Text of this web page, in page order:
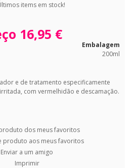
items em stock!
16,95 €
Embalagem
200ml
e de tratamento especificamente
com vermelhidão e descamação.
dos meus favoritos
produto aos meus favoritos
Enviar a um amigo
Imprimir